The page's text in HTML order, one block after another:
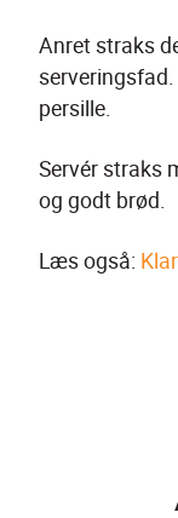
Anret straks
persille.
Servér straks
og godt brød.
Læs også: